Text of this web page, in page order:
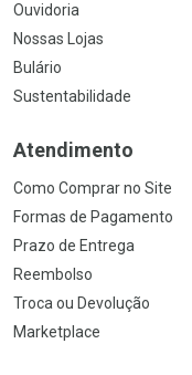
Ouvidoria
Nossas Lojas
Bulário
Sustentabilidade
Atendimento
Como Comprar no Site
Formas de Pagamento
Prazo de Entrega
Reembolso
Troca ou Devolução
Marketplace